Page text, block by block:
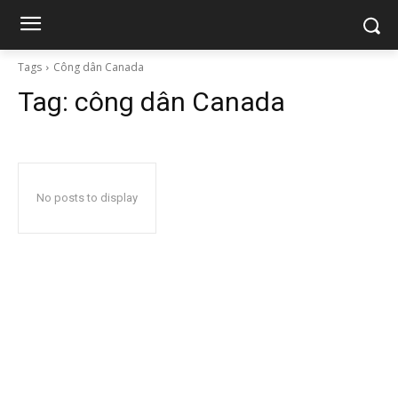
Tags Công dân Canada
Tag: công dân Canada
No posts to display